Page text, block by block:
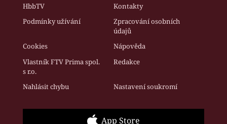
HbbTV
Kontakty
Podmínky užívání
Zpracování osobních
údajů
Cookies
Nápověda
Vlastník FTV Prima spol.
s r.o.
Redakce
Nahlásit chybu Nastavení soukromí
App Store